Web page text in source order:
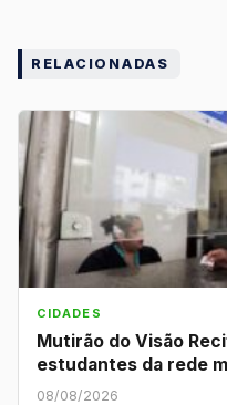
RELACIONADAS
CIDADES
Mutirão do Visão
estudantes da rede
08/08/2026